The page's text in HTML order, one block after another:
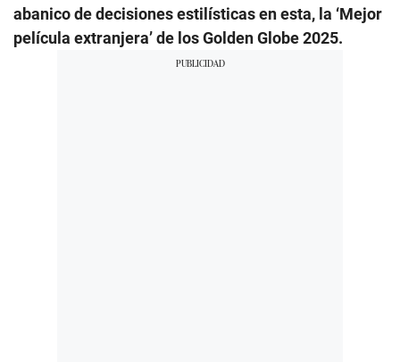
abanico de decisiones estilísticas en esta, la ‘Mejor
película extranjera’ de los Golden Globe 2025.